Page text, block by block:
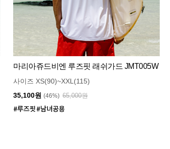
마리아쥬드비엔 루즈핏 래쉬가드 JMT005W
사이즈 XS(90)~XXL(115)
35,100원 (46%) 65,000원